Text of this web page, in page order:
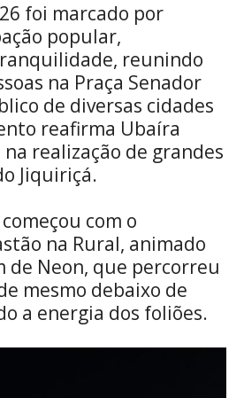
foi marcado por
popular,
reunindo
na Praça Senador
de diversas cidades
reafirma Ubaíra
realização de grandes
Jiquiriçá.
com o
na Rural, animado
de Neon, que percorreu
mesmo debaixo de
a energia dos foliões.